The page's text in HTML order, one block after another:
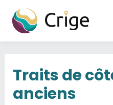
contenu
Traits de
anciens